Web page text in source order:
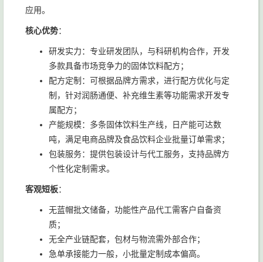
应用。
核心优势：
研发实力：专业研发团队，与科研机构合作，开发
多款具备市场竞争力的固体饮料配方；
配方定制：可根据品牌方需求，进行配方优化与定
制，针对润肠通便、补充维生素等功能需求开发专
属配方；
产能规模：多条固体饮料生产线，日产能可达数
吨，满足电商品牌及食品饮料企业批量订单需求；
包装服务：提供包装设计与代工服务，支持品牌方
个性化定制需求。
客观短板：
无蓝帽批文储备，功能性产品代工需客户自备资
质；
无全产业链配套，包材与物流需外部合作；
急单承接能力一般，小批量定制成本偏高。